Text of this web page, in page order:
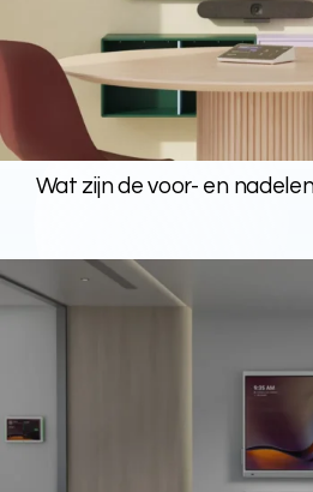
Wat zijn de voor- en